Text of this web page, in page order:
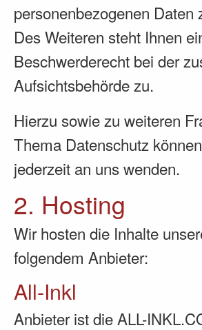
personenbezogenen Daten
Des Weiteren steht Ihnen
Beschwerderecht bei der
Aufsichtsbehörde zu.
Hierzu sowie zu weiteren
Thema Datenschutz
jederzeit an uns wenden.
2. Hosting
Wir hosten die Inhalte
folgendem Anbieter:
All-Inkl
Anbieter ist die ALL-